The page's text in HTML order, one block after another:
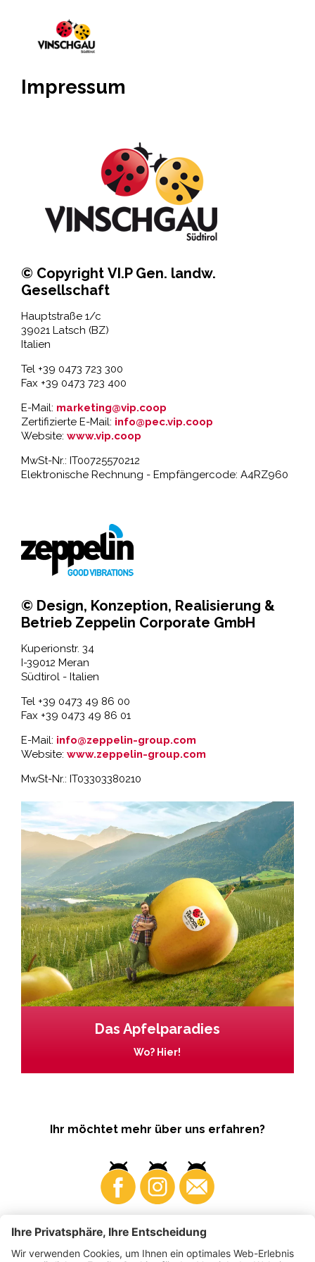
Impressum
© Copyright VI.P Gen. landw.
Gesellschaft
Hauptstraße 1/c
39021 Latsch (BZ)
Italien
Tel +39 0473 723 300
Fax +39 0473 723 400
E-Mail: marketing@vip.coop
Zertifizierte E-Mail: info@pec.vip.coop
Website: www.vip.coop
MwSt-Nr.: IT00725570212
Elektronische Rechnung - Empfängercode: A4RZ960
© Design, Konzeption, Realisierung &
Betrieb Zeppelin Corporate GmbH
Kuperionstr. 34
I-39012 Meran
Südtirol - Italien
Tel +39 0473 49 86 00
Fax +39 0473 49 86 01
E-Mail: info@zeppelin-group.com
Website: www.zeppelin-group.com
MwSt-Nr.: IT03303380210
Das Apfelparadies
Wo? Hier!
Ihr möchtet mehr über uns erfahren?
Business Produzenten